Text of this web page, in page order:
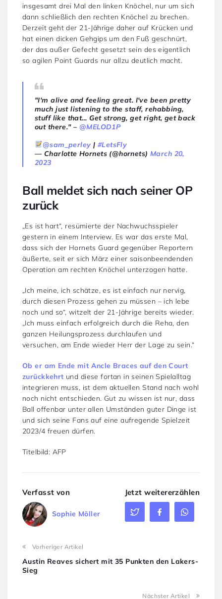
insgesamt drei Mal den linken Knöchel, nur um sich
dann schließlich den rechten Knöchel zu brechen.
Derzeit geht der 21-Jährige daher auf Krücken und
hat einen dicken Gehgips um den Fuß geschnürt,
der das außer Gefecht gesetzt sein des eigentlich
so agilen Point Guards nur allzu deutlich macht.
"I'm alive and feeling great. I've been pretty
much just listening to the staff, rehabbing,
stuff like that… Get strong, get right, get back
out there." – @MELOD1P
@sam_perley | #LetsFly
— Charlotte Hornets (@hornets)March 20,
2023
Ball meldet sich nach seiner OP
zurück
„Es ist hart“, resümierte der Nachwuchsspieler
gestern in einem Interview. Es war das erste Mal,
dass sich der Hornets Guard gegenüber Reportern
äußerte, seit er sich März einer saisonbeendenden
Operation am rechten Knöchel unterzogen hatte.
„Ich meine, ich schätze, es ist einfach nur nervig,
durch diesen Prozess gehen zu müssen – ich lebe
noch und so“, witzelt der 21-Jährige bereits wieder.
„Ich muss einfach erfolgreich durch die Reha, den
ganzen Heilungsprozess durchlaufen und
versuchen, am Ende wieder Herr der Lage zu sein.“
Ob er am Ende mit Ancle Braces auf den Court
zurückkehrt und diese fortan in seinen Spielalltag
integrieren muss, ist dem aktuellen Stand nach wohl
noch nicht entschieden. Gut zu wissen ist nur, dass
Ball offenbar unter allen Umständen guter Dinge ist
und sich seine Fans auf eine aufregende Spielzeit
2023/4 freuen dürfen.
Titelbild: AFP
Verfasst von
Sophie Möller
Jetzt weitererzählen
Vorheriger Artikel
Austin Reaves sichert mit 35 Punkten den Lakers-
Sieg
Nächster Artikel